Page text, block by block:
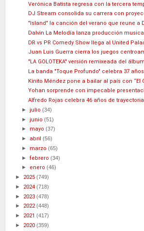
Verónica Batista regresa con la tercera
DJ Stream consolida su carrera con
"Island" la canción del verano que reune a
Dalvin La Melodía lanza producción
DR vs PR Comedy Show llega al United
Juan Luis Guerra cierra los juegos
"LA GOLOTEKA" versión remixeada del
La banda "Toque Profundo" celebra 37
Kinito Méndez pone a bailar al país con “El
Yohan sorprende con impecable
Alfredo Rojas celebra 46 años de
►julio(34)
►junio(51)
► mayo(37)
► abril(56)
► marzo(65)
►febrero(34)
► enero(46)
► 2025 (749)
► 2024 (718)
► 2023 (478)
► 2022(448)
► 2021 (417)
► 2020 (359)